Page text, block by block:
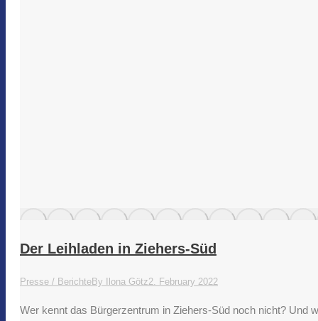
Der Leihladen in Ziehers-Süd
Presse / BerichteBy Ilona Götz2. February 2022
Wer kennt das Bürgerzentrum in Ziehers-Süd noch nicht? Und